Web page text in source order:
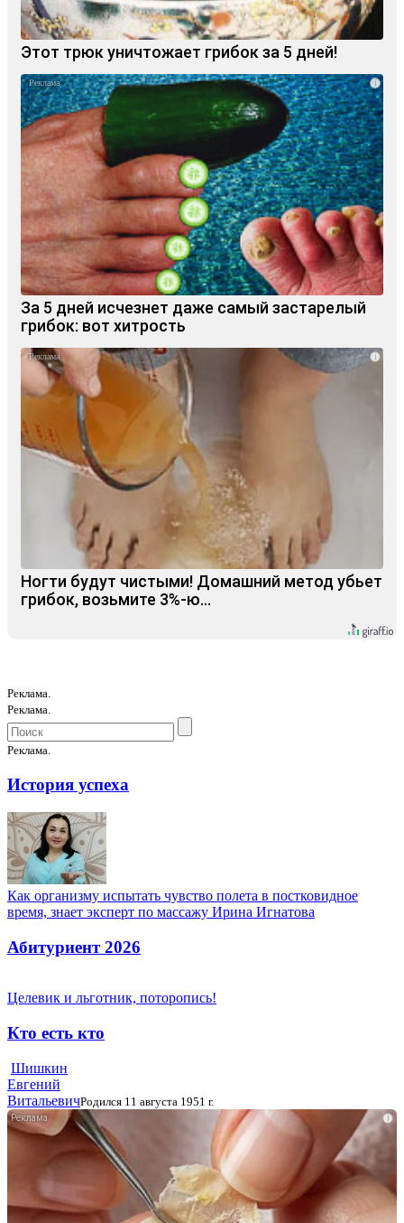
Этот трюк уничтожает грибок за 5 дней!
i
За 5 дней исчезнет даже самый застарелый
грибок: вот хитрость
i
Ногти будут чистыми! Домашний метод убьет
грибок, возьмите 3%-ю…
Реклама.
Реклама.
Реклама.
История успеха
Как организму испытать чувство полета в постковидное
время, знает эксперт по массажу Ирина Игнатова
Абитуриент 2026
Целевик и льготник, поторопись!
Кто есть кто
Шишкин
Евгений
ВитальевичРодился 11 августа 1951 г.
i